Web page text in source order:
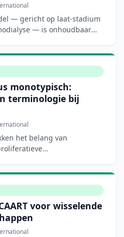
— gericht op laat-stadium
— is onhoudbaar
monotypisch:
terminologie bij
het belang van
voor wisselende